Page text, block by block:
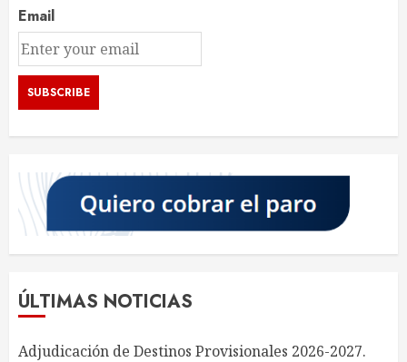
Email
ÚLTIMAS NOTICIAS
Adjudicación de Destinos Provisionales 2026-2027.